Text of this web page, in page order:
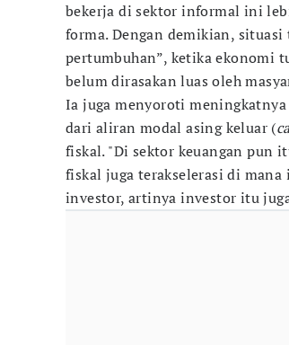
bekerja di sektor informal ini
forma. Dengan demikian, situasi
pertumbuhan”, ketika ekonomi
belum dirasakan luas oleh
Ia juga menyoroti
dari aliran modal asing keluar (
fiskal. "Di sektor keuangan pun
fiskal juga terakselerasi di
investor, artinya investor itu